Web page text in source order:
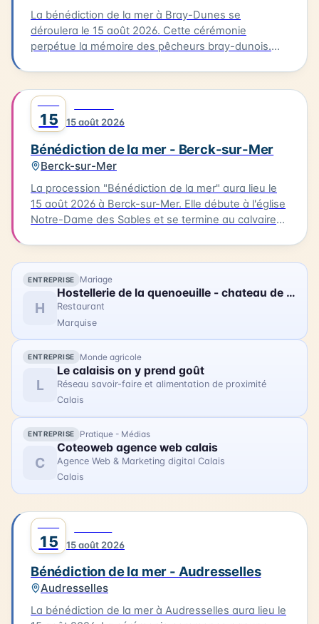
La bénédiction de la mer à Bray-Dunes se
déroulera le 15 août 2026. Cette cérémonie
perpétue la mémoire des pêcheurs bray-dunois.
traditionnels jusqu'à la plage. L'homologue est
ensuite rendu aux marins disparus. Cette tradition
est une occasion pour les habitants de se
15 15 août 2026
Bénédiction de la mer - Berck-sur-Mer
Berck-sur-Mer
La procession "Bénédiction de la mer" aura lieu le
15 août 2026 à Berck-sur-Mer. Elle débute à l'église
Notre-Dame des Sables et se termine au calvaire
des bateaux. Vous pourrez également profiter
d'animations, de stands associatifs et d'un feu
d'artifices en soirée. Cette célébration est un
moment unique pour les habitants et les visiteurs
de Berck-sur-Mer.
ENTREPRISE Mariage
H
Hostellerie de la quenoeuille - chateau de ledquent
Restaurant
Marquise
ENTREPRISE Monde agricole
L
Le calaisis on y prend goût
Réseau savoir-faire et alimentation de proximité
Calais
ENTREPRISE Pratique - Médias
C
Coteoweb agence web calais
Agence Web & Marketing digital Calais
Calais
15 15 août 2026
Bénédiction de la mer - Audresselles
Audresselles
La bénédiction de la mer à Audresselles aura lieu le